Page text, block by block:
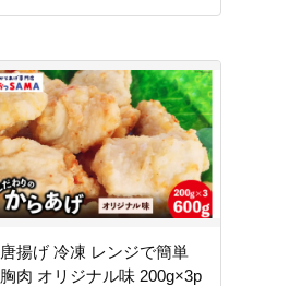
唐揚げ 冷凍 レンジで簡単
胸肉 オリジナル味 200g×3p